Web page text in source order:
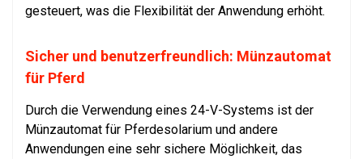
gesteuert, was die Flexibilität der Anwendung erhöht.
Sicher und benutzerfreundlich: Münzautomat
für Pferd
Durch die Verwendung eines 24-V-Systems ist der
Münzautomat für Pferdesolarium und andere
Anwendungen eine sehr sichere Möglichkeit, das